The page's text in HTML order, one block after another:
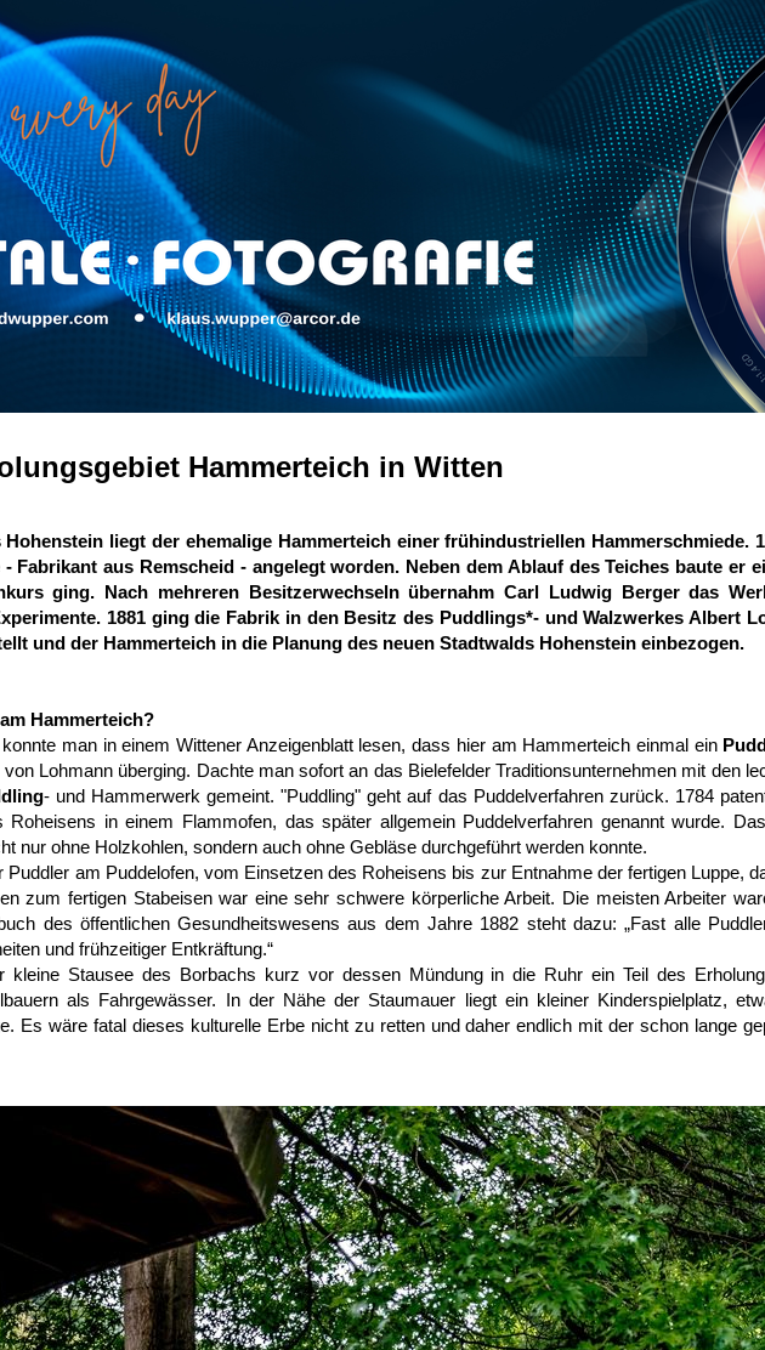
Hammerteich in Witten
Hohenstein liegt der ehemalige Hammerteich einer frühindustriellen Hammerschmiede.
- Fabrikant aus Remscheid - angelegt worden. Neben dem Ablauf des Teiches baute er
ging. Nach mehreren Besitzerwechseln übernahm Carl Ludwig Berger das
1881 ging die Fabrik in den Besitz des Puddlings*- und Walzwerkes Albert
und der Hammerteich in die Planung des neuen Stadtwalds Hohenstein einbezogen.
Hammerteich?
man in einem Wittener Anzeigenblatt lesen, dass hier am Hammerteich einmal ein
Lohmann überging. Dachte man sofort an das Bielefelder Traditionsunternehmen mit den
- und Hammerwerk gemeint. "Puddling" geht auf das Puddelverfahren zurück. 1784
Roheisens in einem Flammofen, das später allgemein Puddelverfahren genannt wurde.
nur ohne Holzkohlen, sondern auch ohne Gebläse durchgeführt werden konnte.
Puddler am Puddelofen, vom Einsetzen des Roheisens bis zur Entnahme der fertigen Luppe,
zum fertigen Stabeisen war eine sehr schwere körperliche Arbeit. Die meisten Arbeiter
des öffentlichen Gesundheitswesens aus dem Jahre 1882 steht dazu: „Fast alle
und frühzeitiger Entkräftung.“
kleine Stausee des Borbachs kurz vor dessen Mündung in die Ruhr ein Teil des
als Fahrgewässer. In der Nähe der Staumauer liegt ein kleiner Kinderspielplatz,
Es wäre fatal dieses kulturelle Erbe nicht zu retten und daher endlich mit der schon lange